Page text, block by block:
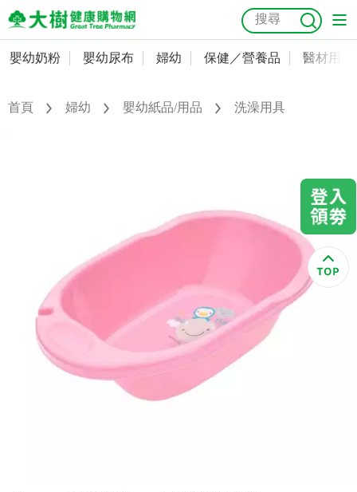
嬰幼奶粉
嬰幼尿布
成人照護
美容／個人清潔
食品／健康食補
抗菌 尿布 大樹獨家 益生菌 魚油 幼兒米餅
會員資料及密碼修改
常用收件人清單
購物金查詢
優惠券查詢
嬰幼奶粉 嬰幼尿布 婦幼 保健／營養品 醫材用品
首頁 婦幼 嬰幼紙品/用品 洗澡用具